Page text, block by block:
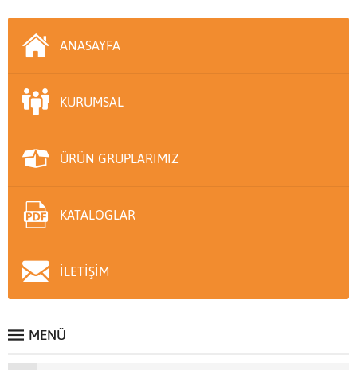
ANASAYFA
KURUMSAL
ÜRÜN GRUPLARIMIZ
KATALOGLAR
İLETİŞİM
MENÜ